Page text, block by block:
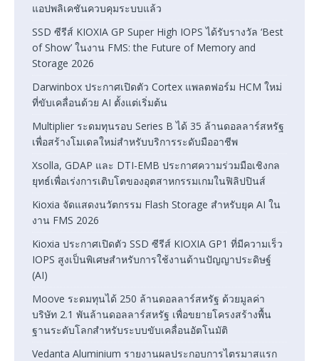
แอปพลิเคชันควบคุมระบบแล้ว
SSD ซีรีส์ KIOXIA GP Super High IOPS ได้รับรางวัล ‘Best
of Show’ ในงาน FMS: the Future of Memory and
Storage 2026
Darwinbox ประกาศเปิดตัว Cortex แพลตฟอร์ม HCM ใหม่
ที่ขับเคลื่อนด้วย AI ตั้งแต่เริ่มต้น
Multiplier ระดมทุนรอบ Series B ได้ 35 ล้านดอลลาร์สหรัฐ
เพื่อสร้างโมเดลใหม่สำหรับบริการระดับมืออาชีพ
Xsolla, GDAP และ DTI-EMB ประกาศความร่วมมือเชิงกล
ยุทธ์เพื่อเร่งการเติบโตของอุตสาหกรรมเกมในฟิลิปปินส์
Kioxia จัดแสดงนวัตกรรม Flash Storage สำหรับยุค AI ใน
งาน FMS 2026
Kioxia ประกาศเปิดตัว SSD ซีรีส์ KIOXIA GP1 ที่มีความเร็ว
IOPS สูงเป็นพิเศษสำหรับการใช้งานด้านปัญญาประดิษฐ์
(AI)
Moove ระดมทุนได้ 250 ล้านดอลลาร์สหรัฐ ด้วยมูลค่า
บริษัท 2.1 พันล้านดอลลาร์สหรัฐ เพื่อขยายโครงสร้างพื้น
ฐานระดับโลกสำหรับระบบขับเคลื่อนอัตโนมัติ
Vedanta Aluminium รายงานผลประกอบการไตรมาสแรก